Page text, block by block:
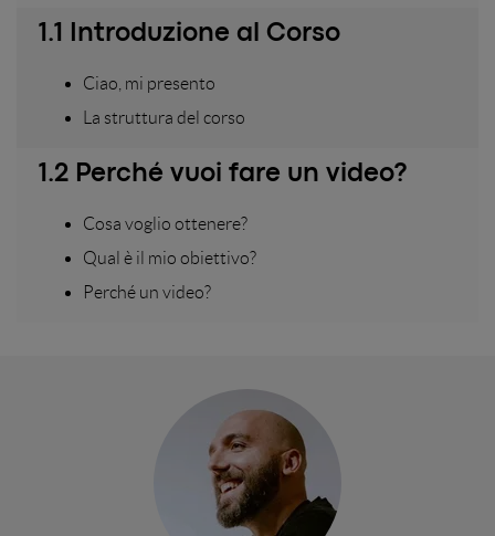
1.1 Introduzione al Corso
Ciao, mi presento
La struttura del corso
1.2 Perché vuoi fare un video?
Cosa voglio ottenere?
Qual è il mio obiettivo?
Perché un video?